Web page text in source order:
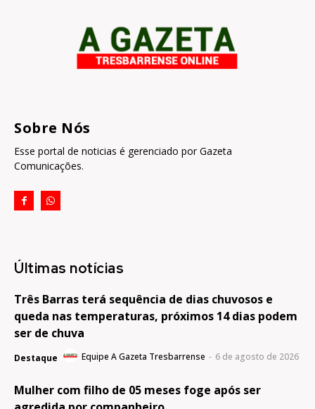
Sobre Nós
Esse portal de noticias é gerenciado por Gazeta
Comunicações.
Últimas notícias
Três Barras terá sequência de dias chuvosos e
queda nas temperaturas, próximos 14 dias podem
ser de chuva
Destaque Equipe A Gazeta Tresbarrense - 6 de agosto de 2026
Mulher com filho de 05 meses foge após ser